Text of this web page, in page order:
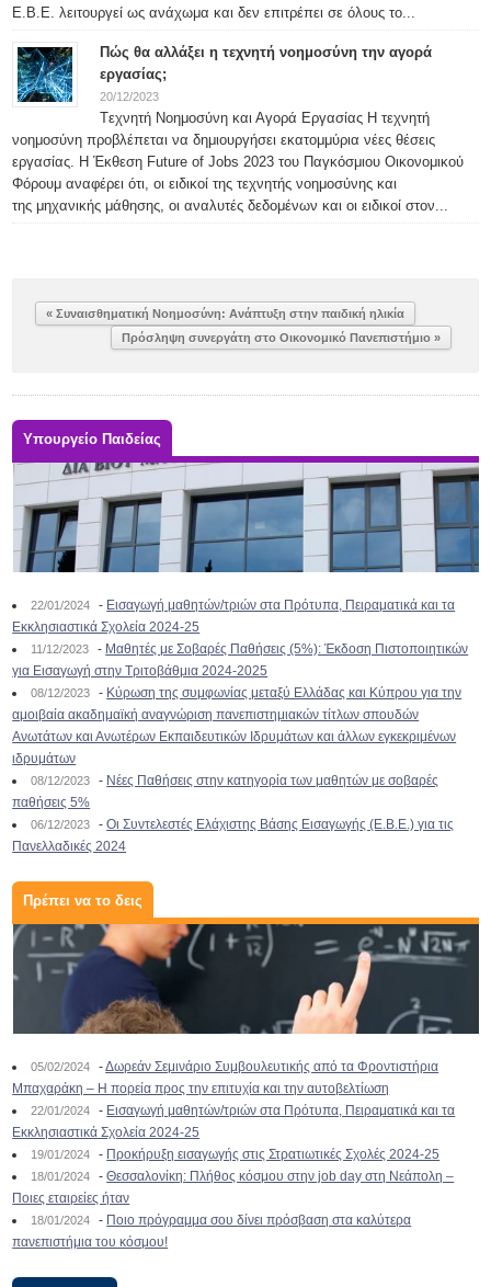
Ε.Β.Ε. λειτουργεί ως ανάχωμα και δεν επιτρέπει σε όλους το...
Πώς θα αλλάξει η τεχνητή νοημοσύνη την αγορά
εργασίας;
20/12/2023
Tεχνητή Νοημοσύνη και Αγορά Εργασίας Η τεχνητή
νοημοσύνη προβλέπεται να δημιουργήσει εκατομμύρια νέες θέσεις
εργασίας. Η Έκθεση Future of Jobs 2023 του Παγκόσμιου Οικονομικού
Φόρουμ αναφέρει ότι, οι ειδικοί της τεχνητής νοημοσύνης και
της μηχανικής μάθησης, οι αναλυτές δεδομένων και οι ειδικοί στον...
« Συναισθηματική Νοημοσύνη: Ανάπτυξη στην παιδική ηλικία
Πρόσληψη συνεργάτη στο Οικονομικό Πανεπιστήμιο »
Υπουργείο Παιδείας
22/01/2024 - Εισαγωγή μαθητών/τριών στα Πρότυπα, Πειραματικά και τα
Εκκλησιαστικά Σχολεία 2024-25
11/12/2023 - Μαθητές με Σοβαρές Παθήσεις (5%): Έκδοση Πιστοποιητικών
για Εισαγωγή στην Τριτοβάθμια 2024-2025
08/12/2023 - Κύρωση της συμφωνίας μεταξύ Ελλάδας και Κύπρου για την
αμοιβαία ακαδημαϊκή αναγνώριση πανεπιστημιακών τίτλων σπουδών
Ανωτάτων και Ανωτέρων Εκπαιδευτικών Ιδρυμάτων και άλλων εγκεκριμένων
ιδρυμάτων
08/12/2023 - Νέες Παθήσεις στην κατηγορία των μαθητών με σοβαρές
παθήσεις 5%
06/12/2023 -Οι Συντελεστές Ελάχιστης Βάσης Εισαγωγής (Ε.Β.Ε.) για τις
Πανελλαδικές 2024
Πρέπει να το δεις
05/02/2024 -Δωρεάν Σεμινάριο Συμβουλευτικής από τα Φροντιστήρια
Μπαχαράκη – Η πορεία προς την επιτυχία και την αυτοβελτίωση
22/01/2024 - Εισαγωγή μαθητών/τριών στα Πρότυπα, Πειραματικά και τα
Εκκλησιαστικά Σχολεία 2024-25
19/01/2024 - Προκήρυξη εισαγωγής στις Στρατιωτικές Σχολές 2024-25
18/01/2024 -Θεσσαλονίκη: Πλήθος κόσμου στην job day στη Νεάπολη –
Ποιες εταιρείες ήταν
18/01/2024 - Ποιο πρόγραμμα σου δίνει πρόσβαση στα καλύτερα
πανεπιστήμια του κόσμου!